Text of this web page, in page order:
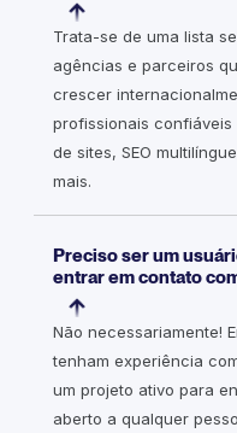
Trata-se de uma lista
agências e parceiros
crescer
profissionais
de sites, SEO
mais.
Preciso ser um
entrar em contato
Não necessariamente!
tenham experiência
um projeto ativo para
aberto a qualquer